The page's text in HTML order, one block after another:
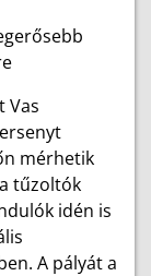
Vas
mérhetik
tűzoltók
idén is
A pályát a